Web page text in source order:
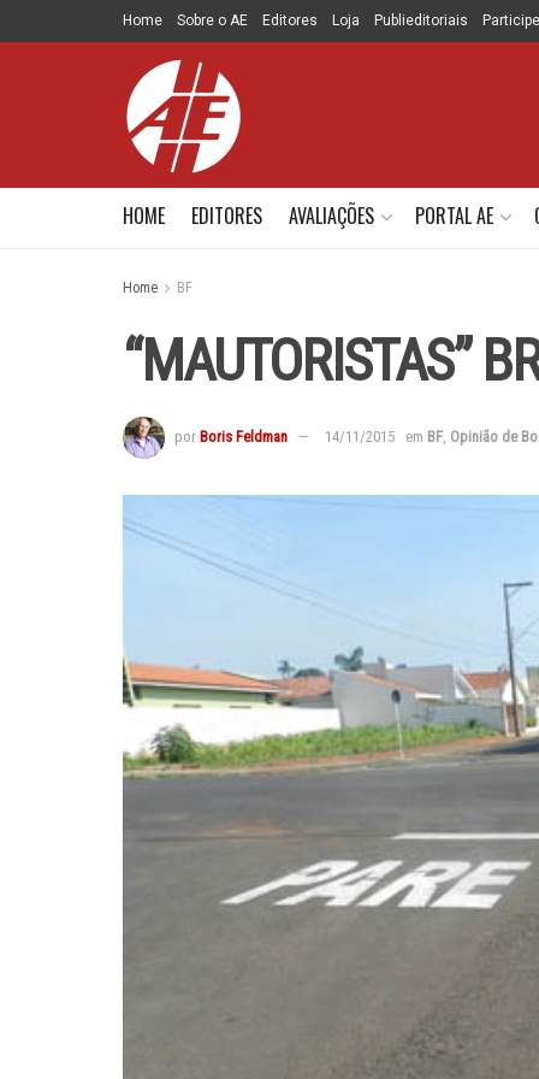
Home Sobre o AE Editores Loja Publieditoriais
HOME EDITORES AVALIAÇÕES PORTAL AE
Home BF
“MAUTORISTAS”
por Boris Feldman 14/11/2015 em BF, Opinião de